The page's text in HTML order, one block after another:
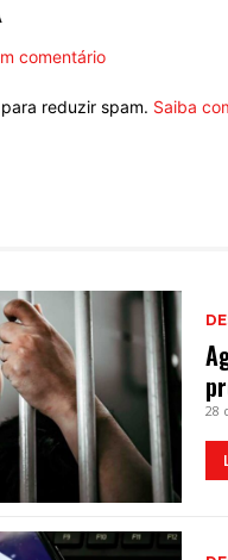
comentário
reduzir spam. Saiba
28